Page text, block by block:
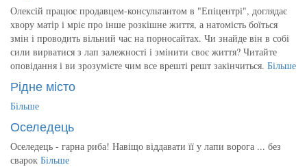
Олексій працює продавцем-консультантом в "Епіцентрі", доглядає
хвору матір і мріє про інше розкішне життя, а натомість боїться
змін і проводить вільний час на порносайтах. Чи знайде він в собі
сили вирватися з лап залежності і змінити своє життя? Читайте
оповідання і ви зрозумієте чим все врешті решт закінчиться. Більше
Рідне місто
Більше
Оселедець
Оселедець - гарна риба! Навіщо віддавати її у лапи ворога ... без
сварок Більше